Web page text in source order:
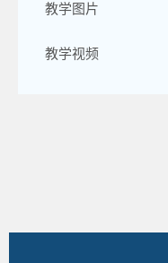
教学图片
教学视频